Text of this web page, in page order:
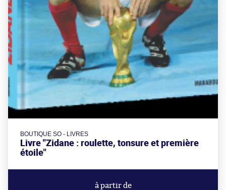
BOUTIQUE SO - LIVRES
Livre "Zidane : roulette, tonsure et première
étoile"
à partir de